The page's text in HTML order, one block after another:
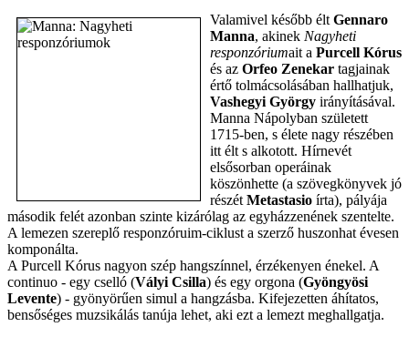
Valamivel később éltGennaro
Manna, akinek Nagyheti
responzóriumait a Purcell Kórus
és az Orfeo Zenekar tagjainak
értő tolmácsolásában hallhatjuk,
Vashegyi György irányításával.
Manna Nápolyban született
1715-ben, s élete nagy részében
itt élt s alkotott. Hírnevét
elsősorban operáinak
köszönhette (a szövegkönyvek jó
részétMetastasio írta), pályája
második felét azonban szinte kizárólag az egyházzenének szentelte.
A lemezen szereplő responzóruim-ciklust a szerző huszonhat évesen
komponálta.
A Purcell Kórus nagyon szép hangszínnel, érzékenyen énekel. A
continuo - egy cselló (Vályi Csilla) és egy orgona (Gyöngyösi
Levente) - gyönyörűen simul a hangzásba. Kifejezetten áhítatos,
bensőséges muzsikálás tanúja lehet, aki ezt a lemezt meghallgatja.